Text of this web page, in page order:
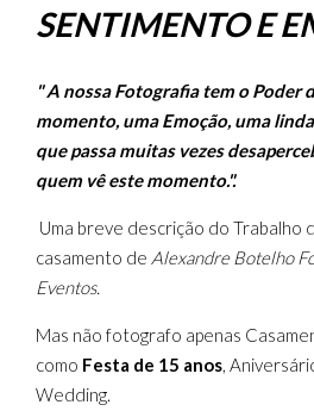
SENTIMENTO E
" A nossa Fotografia tem o Poder
momento, uma Emoção, uma
que passa muitas vezes
quem vê este momento.".
Uma breve descrição do Trabalho
casamento de Alexandre Botelho
Eventos.
Mas não fotografo apenas
como Festa de 15 anos,
Wedding.